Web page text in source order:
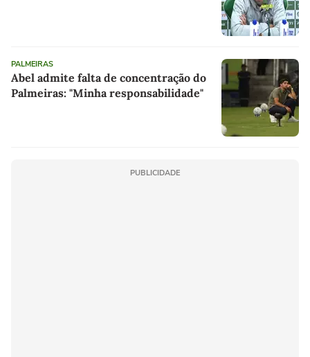
PALMEIRAS
Abel admite falta de concentração do
Palmeiras: "Minha responsabilidade"
PUBLICIDADE